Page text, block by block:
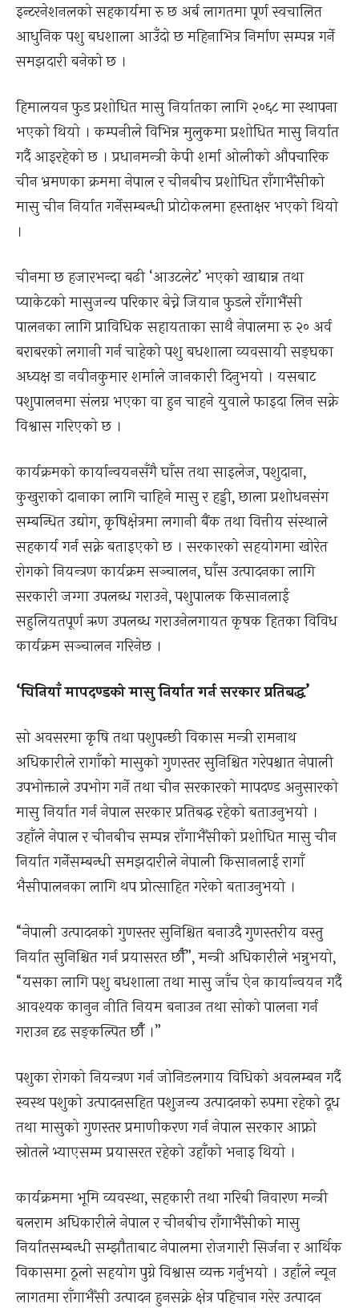
इन्टरनेशनलको सहकार्यमा रु छ अर्ब लागतमा पूर्ण स्वचालित
आधुनिक पशु बधशाला आउँदो छ महिनाभित्र निर्माण सम्पन्न गर्ने
समझदारी बनेको छ ।
हिमालयन फुड प्रशोधित मासु निर्यातका लागि २०६८ मा स्थापना
भएको थियो । कम्पनीले विभिन्न मुलुकमा प्रशोधित मासु निर्यात
गर्दै आइरहेको छ । प्रधानमन्त्री केपी शर्मा ओलीको औपचारिक
चीन भ्रमणका क्रममा नेपाल र चीनबीच प्रशोधित राँगाभैँसीको
मासु चीन निर्यात गर्नेसम्बन्धी प्रोटोकलमा हस्ताक्षर भएको थियो
।
चीनमा छ हजारभन्दा बढी ‘आउटलेट’ भएको खाद्यान्न तथा
प्याकेटको मासुजन्य परिकार बेच्ने जियान फुडले राँगाभैंसी
पालनका लागि प्राविधिक सहायताका साथै नेपालमा रु २० अर्व
बराबरको लगानी गर्न चाहेको पशु बधशाला व्यवसायी सङ्घका
अध्यक्ष डा नवीनकुमार शर्माले जानकारी दिनुभयो । यसबाट
पशुपालनमा संलग्न भएका वा हुन चाहने युवाले फाइदा लिन सक्ने
विश्वास गरिएको छ ।
कार्यक्रमको कार्यान्वयनसँगै घाँस तथा साइलेज, पशुदाना,
कुखुराको दानाका लागि चाहिने मासु र हड्डी, छाला प्रशोधनसंग
सम्बन्धित उद्योग, कृषिक्षेत्रमा लगानी बैंक तथा वित्तीय संस्थाले
सहकार्य गर्न सक्ने बताइएको छ । सरकारको सहयोगमा खोरेत
रोगको नियन्त्रण कार्यक्रम सञ्चालन, घाँस उत्पादनका लागि
सरकारी जग्गा उपलब्ध गराउने, पशुपालक किसानलाई
सहुलियतपूर्ण ऋण उपलब्ध गराउनेलगायत कृषक हितका विविध
कार्यक्रम सञ्चालन गरिनेछ ।
‘चिनियाँ मापदण्डको मासु निर्यात गर्न सरकार प्रतिबद्ध’
सो अवसरमा कृषि तथा पशुपन्छी विकास मन्त्री रामनाथ
अधिकारीले रागाँको मासुको गुणस्तर सुनिश्चित गरेपश्चात नेपाली
उपभोक्ताले उपभोग गर्ने तथा चीन सरकारको मापदण्ड अनुसारको
मासु निर्यात गर्न नेपाल सरकार प्रतिबद्ध रहेको बताउनुभयो ।
उहाँले नेपाल र चीनबीच सम्पन्न राँगाभैँसीको प्रशोधित मासु चीन
निर्यात गर्नेसम्बन्धी समझदारीले नेपाली किसानलाई रागाँ
भैसीपालनका लागि थप प्रोत्साहित गरेको बताउनुभयो ।
“नेपाली उत्पादनको गुणस्तर सुनिश्चित बनाउदै गुणस्तरीय वस्तु
निर्यात सुनिश्चित गर्न प्रयासरत छौँ”, मन्त्री अधिकारीले भन्नुभयो,
“यसका लागि पशु बधशाला तथा मासु जाँच ऐन कार्यान्वयन गर्दै
आवश्यक कानुन नीति नियम बनाउन तथा सोको पालना गर्न
गराउन दृढ सङ्कल्पित छौँ ।”
पशुका रोगको नियन्त्रण गर्न जोनिङलगाय विधिको अवलम्बन गर्दै
स्वस्थ पशुको उत्पादनसहित पशुजन्य उत्पादनको रुपमा रहेको दूध
तथा मासुको गुणस्तर प्रमाणीकरण गर्न नेपाल सरकार आफ्नो
स्रोतले भ्याएसम्म प्रयासरत रहेको उहाँको भनाइ थियो ।
कार्यक्रममा भूमि व्यवस्था, सहकारी तथा गरिबी निवारण मन्त्री
बलराम अधिकारीले नेपाल र चीनबीच राँगाभैँसीको मासु
निर्यातसम्बन्धी सम्झौताबाट नेपालमा रोजगारी सिर्जना र आर्थिक
विकासमा ठूलो सहयोग पुग्ने विश्वास व्यक्त गर्नुभयो । उहाँले न्यून
लागतमा राँगाभैँसी उत्पादन हुनसक्ने क्षेत्र पहिचान गरेर उत्पादन